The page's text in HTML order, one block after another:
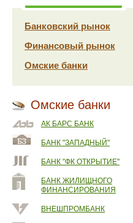
Банковский рынок
Финансовый рынок
Омские банки
Омские банки
АК БАРС БАНК
БАНК "ЗАПАДНЫЙ"
БАНК "ФК ОТКРЫТИЕ"
БАНК ЖИЛИЩНОГО
ФИНАНСИРОВАНИЯ
ВНЕШПРОМБАНК